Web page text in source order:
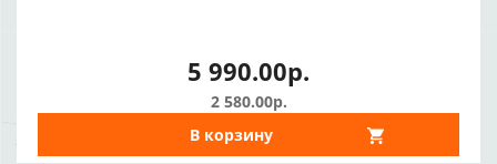
5 990.00р.
2 580.00р.
В корзину